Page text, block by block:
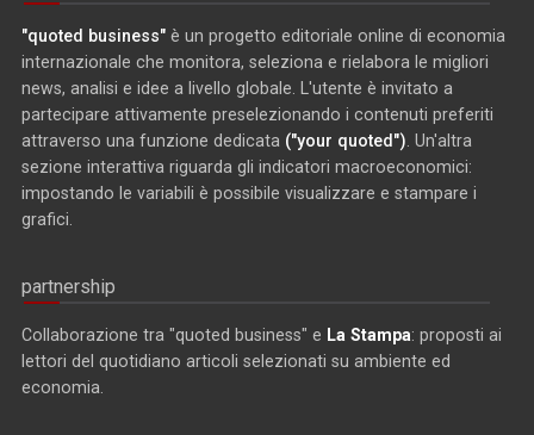
"quoted business" è un progetto editoriale online di economia
internazionale che monitora, seleziona e rielabora le migliori
news, analisi e idee a livello globale. L'utente è invitato a
partecipare attivamente preselezionando i contenuti preferiti
attraverso una funzione dedicata ("your quoted") . Un'altra
sezione interattiva riguarda gli indicatori macroeconomici:
impostando le variabili è possibile visualizzare e stampare i
grafici.
partnership
Collaborazione tra "quoted business" e La Stampa: proposti ai
lettori del quotidiano articoli selezionati su ambiente ed
economia.